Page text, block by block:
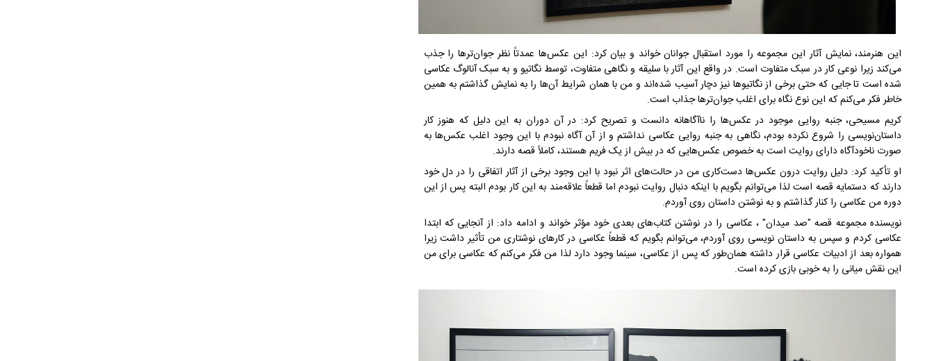
این هنرمند، نمایش آثار این مجموعه را مورد استقبال جوانان خواند و بیان کرد: این عکس‌ها عمدتاً نظر جوان‌ترها را جذب
می‌کند زیرا نوعی کار در سبک متفاوت است. در واقع این آثار با سلیقه و نگاهی متفاوت، توسط نگاتیو و به سبک آنالوگ عکاسی
شده است تا جایی که حتی برخی از نگاتیوها نیز دچار آسیب شده‌اند و من با همان شرایط آن‌ها را به نمایش گذاشتم به همین
خاطر فکر می‌کنم که این نوع نگاه برای اغلب جوان‌ترها جذاب است.
کریم مسیحی، جنبه روایی موجود در عکس‌ها را ناآگاهانه دانست و تصریح کرد: در آن دوران به این دلیل که هنوز کار
داستان‌نویسی را شروع نکرده بودم، نگاهی به جنبه روایی عکاسی نداشتم و از آن آگاه نبودم با این وجود اغلب عکس‌ها به
صورت ناخودآگاه دارای روایت است به خصوص عکس‌هایی که در بیش از یک فریم هستند، کاملاً قصه دارند.
او تأکید کرد: دلیل روایت درون عکس‌ها دست‌کاری من در حالت‌های اثر نبود با این وجود برخی از آثار اتفاقی را در دل خود
دارند که دستمایه قصه است لذا می‌توانم بگویم با اینکه دنبال روایت نبودم اما قطعاً علاقه‌مند به این کار بودم البته پس از این
دوره من عکاسی را کنار گذاشتم و به نوشتن داستان روی آوردم.
نویسنده مجموعه قصه "صد میدان" ، عکاسی را در نوشتن کتاب‌های بعدی خود مؤثر خواند و ادامه داد: از آنجایی که ابتدا
عکاسی کردم و سپس به داستان نویسی روی آوردم، می‌توانم بگویم که قطعاً عکاسی در کارهای نوشتاری من تأثیر داشت زیرا
همواره بعد از ادبیات عکاسی قرار داشته همان‌طور که پس از عکاسی، سینما وجود دارد لذا من فکر می‌کنم که عکاسی برای من
این نقش میانی را به خوبی بازی کرده است.